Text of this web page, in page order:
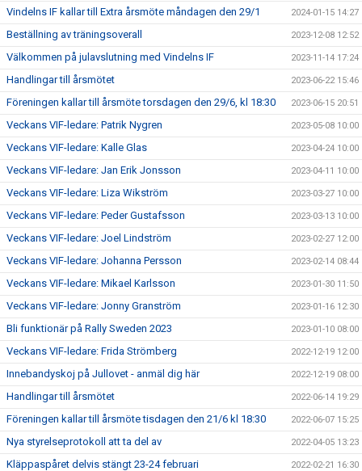
Vindelns IF kallar till Extra årsmöte måndagen den 29/1 2024-01-15 14:27
Beställning av träningsoverall 2023-12-08 12:52
Välkommen på julavslutning med Vindelns IF 2023-11-14 17:24
Handlingar till årsmötet 2023-06-22 15:46
Föreningen kallar till årsmöte torsdagen den 29/6, kl 18:30 2023-06-15 20:51
Veckans VIF-ledare: Patrik Nygren 2023-05-08 10:00
Veckans VIF-ledare: Kalle Glas 2023-04-24 10:00
Veckans VIF-ledare: Jan Erik Jonsson 2023-04-11 10:00
Veckans VIF-ledare: Liza Wikström 2023-03-27 10:00
Veckans VIF-ledare: Peder Gustafsson 2023-03-13 10:00
Veckans VIF-ledare: Joel Lindström 2023-02-27 12:00
Veckans VIF-ledare: Johanna Persson 2023-02-14 08:44
Veckans VIF-ledare: Mikael Karlsson 2023-01-30 11:50
Veckans VIF-ledare: Jonny Granström 2023-01-16 12:30
Bli funktionär på Rally Sweden 2023 2023-01-10 08:00
Veckans VIF-ledare: Frida Strömberg 2022-12-19 12:00
Innebandyskoj på Jullovet - anmäl dig här 2022-12-19 08:00
Handlingar till årsmötet 2022-06-14 19:29
Föreningen kallar till årsmöte tisdagen den 21/6 kl 18:30 2022-06-07 15:25
Nya styrelseprotokoll att ta del av 2022-04-05 13:23
Kläppaspåret delvis stängt 23-24 februari 2022-02-21 16:30